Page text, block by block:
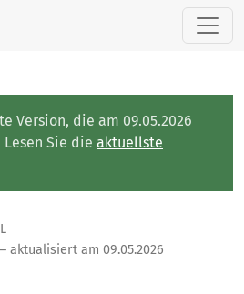
von Double Machine
Version, die am 09.05.2026
Sie die aktuellste
aktualisiert am 09.05.2026